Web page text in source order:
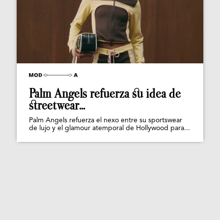
Palm Angels refuerza su idea de
streetwear...
Palm Angels refuerza el nexo entre su sportswear
de lujo y el glamour atemporal de Hollywood para...